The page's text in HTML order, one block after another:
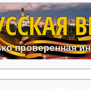
проверенная